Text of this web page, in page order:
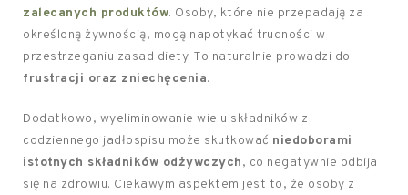
zalecanych produktów. Osoby, które nie przepadają za
określoną żywnością, mogą napotykać trudności w
przestrzeganiu zasad diety. To naturalnie prowadzi do
frustracji oraz zniechęcenia.
Dodatkowo, wyeliminowanie wielu składników z
codziennego jadłospisu może skutkować niedoborami
istotnych składników odżywczych, co negatywnie odbija
się na zdrowiu. Ciekawym aspektem jest to, że osoby z